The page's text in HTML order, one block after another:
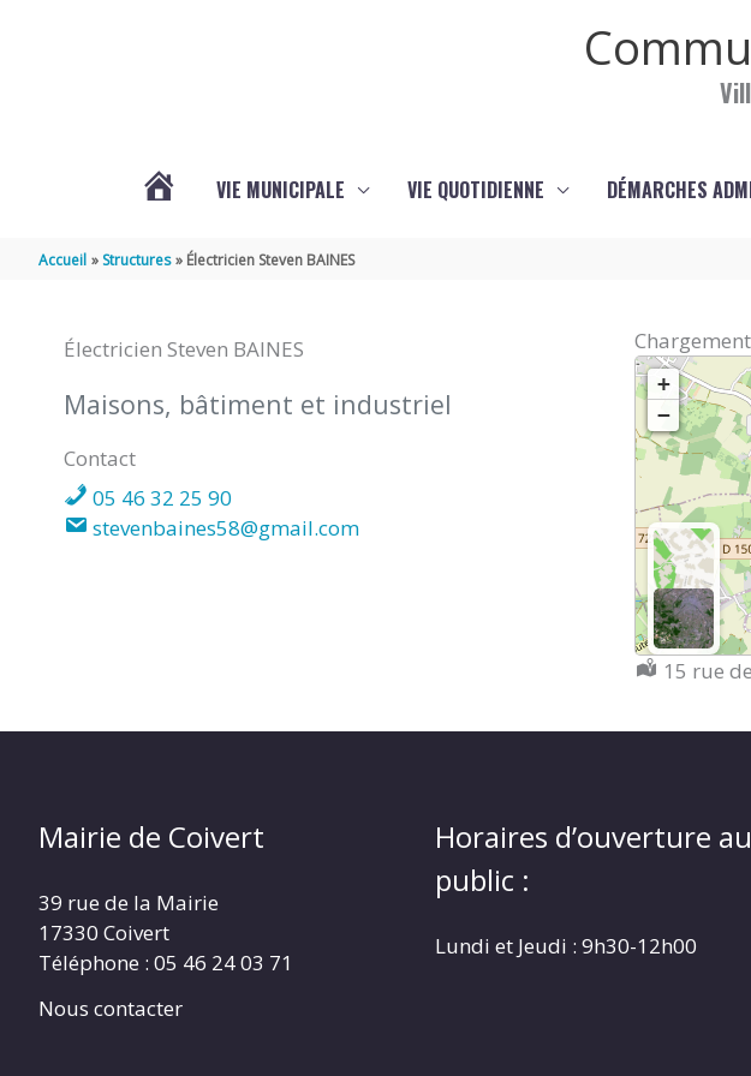
VIE MUNICIPALE VIE QUOTIDIENNE DÉMARCHES
Accueil Structures Électricien Steven BAINES
Électricien Steven BAINES
Maisons, bâtiment et industriel
Contact
05 46 32 25 90
stevenbaines58@gmail.com
+
−
15 rue
Mairie de Coivert
39 rue de la Mairie
17330 Coivert
Téléphone : 05 46 24 03 71
Nous contacter
Horaires d’ouverture au
public :
Lundi et Jeudi : 9h30-12h00